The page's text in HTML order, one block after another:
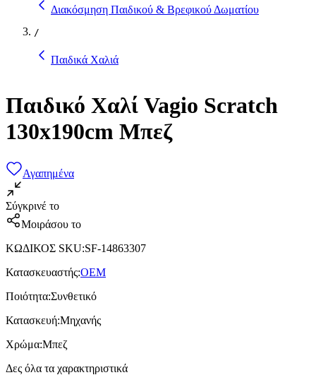
Διακόσμηση Παιδικού & Βρεφικού Δωματίου
/
Παιδικά Χαλιά
Παιδικό Χαλί Vagio Scratch
130x190cm Μπεζ
Αγαπημένα
Σύγκρινέ το
Μοιράσου το
ΚΩΔΙΚΟΣ SKU:SF-14863307
Κατασκευαστής:OEM
Ποιότητα:Συνθετικό
Κατασκευή:Μηχανής
Χρώμα:Μπεζ
Δες όλα τα χαρακτηριστικά